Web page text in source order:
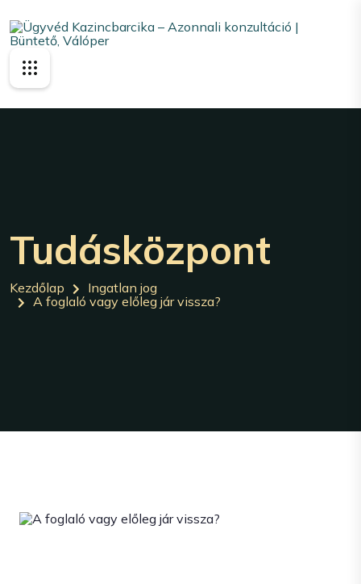
Tudásközpont
Kezdőlap
Ingatlan jog
A foglaló vagy előleg jár vissza?